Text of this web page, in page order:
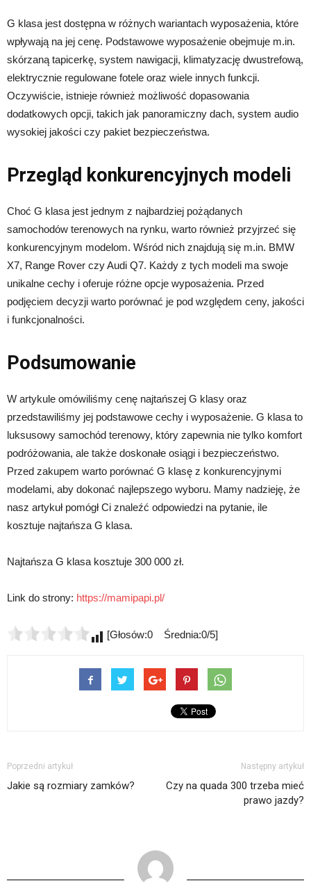
G klasa jest dostępna w różnych wariantach wyposażenia, które
wpływają na jej cenę. Podstawowe wyposażenie obejmuje m.in.
skórzaną tapicerkę, system nawigacji, klimatyzację dwustrefową,
elektrycznie regulowane fotele oraz wiele innych funkcji.
Oczywiście, istnieje również możliwość dopasowania
dodatkowych opcji, takich jak panoramiczny dach, system audio
wysokiej jakości czy pakiet bezpieczeństwa.
Przegląd konkurencyjnych modeli
Choć G klasa jest jednym z najbardziej pożądanych
samochodów terenowych na rynku, warto również przyjrzeć się
konkurencyjnym modelom. Wśród nich znajdują się m.in. BMW
X7, Range Rover czy Audi Q7. Każdy z tych modeli ma swoje
unikalne cechy i oferuje różne opcje wyposażenia. Przed
podjęciem decyzji warto porównać je pod względem ceny, jakości
i funkcjonalności.
Podsumowanie
W artykule omówiliśmy cenę najtańszej G klasy oraz
przedstawiliśmy jej podstawowe cechy i wyposażenie. G klasa to
luksusowy samochód terenowy, który zapewnia nie tylko komfort
podróżowania, ale także doskonałe osiągi i bezpieczeństwo.
Przed zakupem warto porównać G klasę z konkurencyjnymi
modelami, aby dokonać najlepszego wyboru. Mamy nadzieję, że
nasz artykuł pomógł Ci znaleźć odpowiedzi na pytanie, ile
kosztuje najtańsza G klasa.
Najtańsza G klasa kosztuje 300 000 zł.
Link do strony: https://mamipapi.pl/
[Głosów:0 Średnia:0/5]
Poprzedni artykuł
Jakie są rozmiary zamków?
Następny artykuł
Czy na quada 300 trzeba mieć
prawo jazdy?